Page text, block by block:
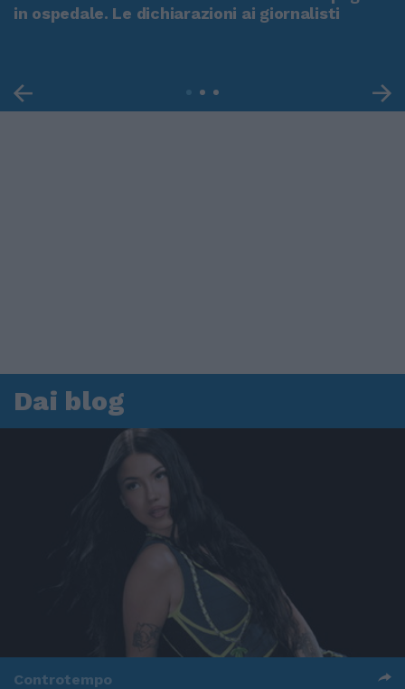
in ospedale. Le dichiarazioni ai giornalisti
Dai blog
Controtempo